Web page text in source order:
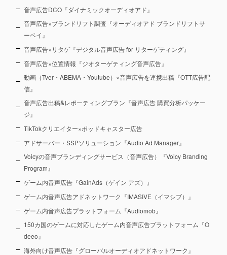
音声広告DCO『ダイナミックオーディオアド』
音声広告×ブランドリフト調査『オーディオアド ブランドリフトサ
ーベイ』
音声広告×リタゲ『デジタル音声広告 for リターゲティング』
音声広告×位置情報『ジオターゲティング音声広告』
動画（Tver・ABEMA・Youtube）×音声広告を連携出稿『OTT広告配
信』
音声広告出稿&レポーティングプラン『音声広告 購買分析パッケー
ジ』
TikTokクリエイター×ポッドキャスター広告
アドサーバー・SSPソリューション『Audio Ad Manager』
Voicyの音声ブランディングサービス（音声広告）『Voicy Branding
Program』
ゲーム内音声広告『GainAds（ゲイン アズ）』
ゲーム内音声広告アドネットワーク『IMASIVE（イマシブ）』
ゲーム内音声広告プラットフォーム『Audiomob』
150カ国のゲームに対応したゲーム内音声広告プラットフォーム『O
deeo』
海外向け音声広告『グローバルオーディオアドネットワーク』